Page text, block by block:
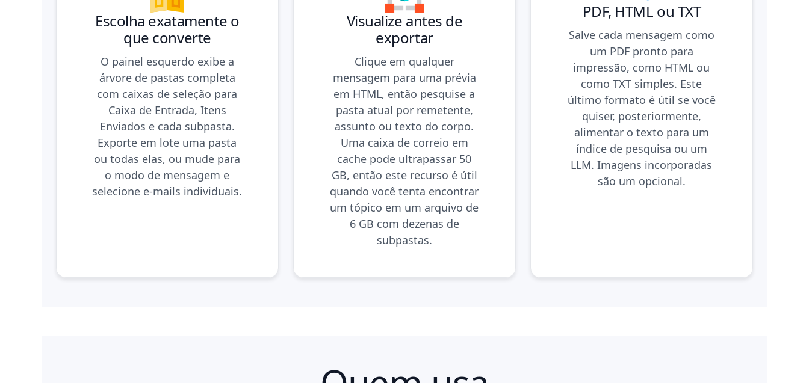
Escolha exatamente o
que converte
O painel esquerdo exibe a
árvore de pastas completa
com caixas de seleção para
Caixa de Entrada, Itens
Enviados e cada subpasta.
Exporte em lote uma pasta
ou todas elas, ou mude para
o modo de mensagem e
selecione e-mails individuais.
Visualize antes de
exportar
Clique em qualquer
mensagem para uma prévia
em HTML, então pesquise a
pasta atual por remetente,
assunto ou texto do corpo.
Uma caixa de correio em
cache pode ultrapassar 50
GB, então este recurso é útil
quando você tenta encontrar
um tópico em um arquivo de
6 GB com dezenas de
subpastas.
PDF, HTML ou TXT
Salve cada mensagem como
um PDF pronto para
impressão, como HTML ou
como TXT simples. Este
último formato é útil se você
quiser, posteriormente,
alimentar o texto para um
índice de pesquisa ou um
LLM. Imagens incorporadas
são um opcional.